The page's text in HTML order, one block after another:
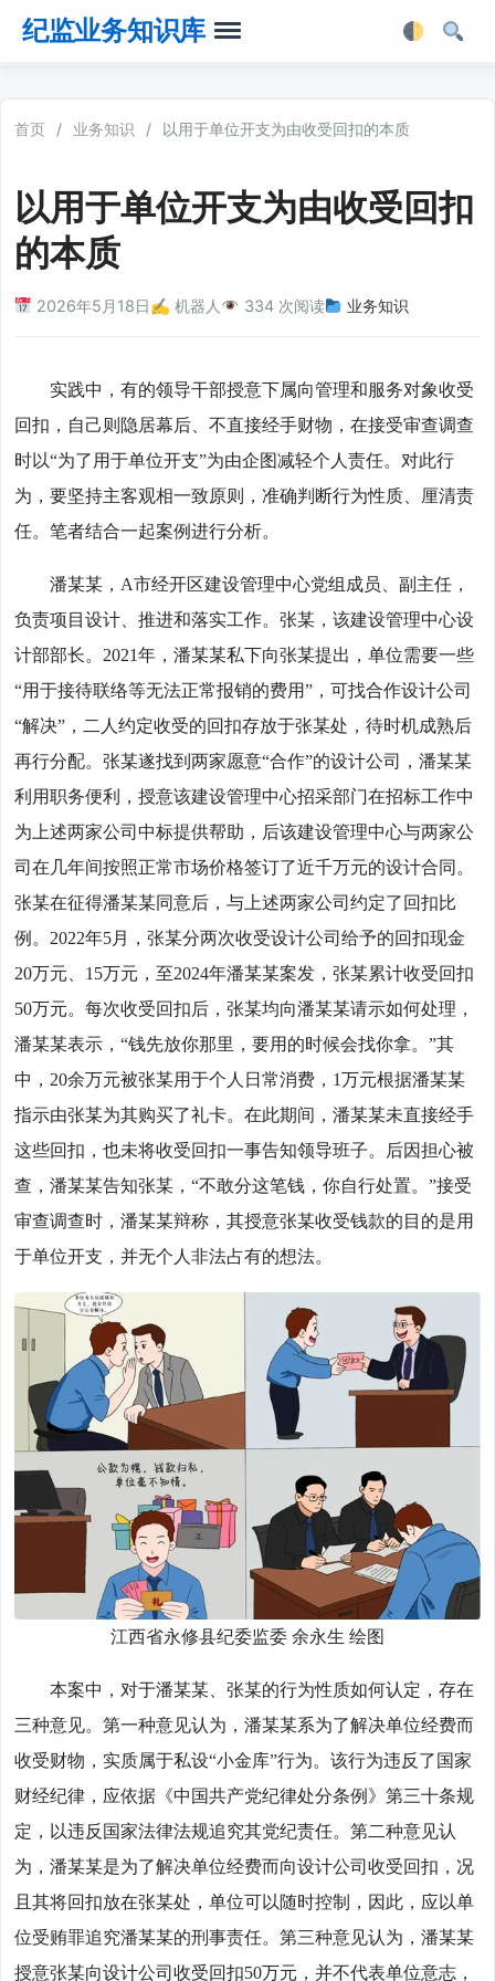
纪监业务知识库
法律法规
首页 / 业务知识 / 以用于单位开支为由收受回扣的本质
以用于单位开支为由收受回扣
的本质
2026年5月18日✍️ 机器人 334 次阅读 业务知识
实践中，有的领导干部授意下属向管理和服务对象收受
回扣，自己则隐居幕后、不直接经手财物，在接受审查调查
时以“为了用于单位开支”为由企图减轻个人责任。对此行
为，要坚持主客观相一致原则，准确判断行为性质、厘清责
任。笔者结合一起案例进行分析。
潘某某，A市经开区建设管理中心党组成员、副主任，
负责项目设计、推进和落实工作。张某，该建设管理中心设
计部部长。2021年，潘某某私下向张某提出，单位需要一些
“用于接待联络等无法正常报销的费用”，可找合作设计公司
“解决”，二人约定收受的回扣存放于张某处，待时机成熟后
再行分配。张某遂找到两家愿意“合作”的设计公司，潘某某
利用职务便利，授意该建设管理中心招采部门在招标工作中
为上述两家公司中标提供帮助，后该建设管理中心与两家公
司在几年间按照正常市场价格签订了近千万元的设计合同。
张某在征得潘某某同意后，与上述两家公司约定了回扣比
例。2022年5月，张某分两次收受设计公司给予的回扣现金
20万元、15万元，至2024年潘某某案发，张某累计收受回扣
50万元。每次收受回扣后，张某均向潘某某请示如何处理，
潘某某表示，“钱先放你那里，要用的时候会找你拿。”其
中，20余万元被张某用于个人日常消费，1万元根据潘某某
指示由张某为其购买了礼卡。在此期间，潘某某未直接经手
这些回扣，也未将收受回扣一事告知领导班子。后因担心被
查，潘某某告知张某，“不敢分这笔钱，你自行处置。”接受
审查调查时，潘某某辩称，其授意张某收受钱款的目的是用
于单位开支，并无个人非法占有的想法。
江西省永修县纪委监委 余永生 绘图
本案中，对于潘某某、张某的行为性质如何认定，存在
三种意见。第一种意见认为，潘某某系为了解决单位经费而
收受财物，实质属于私设“小金库”行为。该行为违反了国家
财经纪律，应依据《中国共产党纪律处分条例》第三十条规
定，以违反国家法律法规追究其党纪责任。第二种意见认
为，潘某某是为了解决单位经费而向设计公司收受回扣，况
且其将回扣放在张某处，单位可以随时控制，因此，应以单
位受贿罪追究潘某某的刑事责任。第三种意见认为，潘某某
授意张某向设计公司收受回扣50万元，并不代表单位意志，